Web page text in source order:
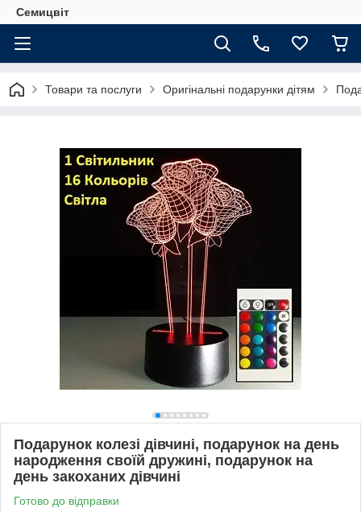
Семицвіт
Товари та послуги Оригінальні подарунки дітям
Подарунок колезі дівчині, подарунок на день
народження своїй дружині, подарунок на
день закоханих дівчині
Готово до відправки